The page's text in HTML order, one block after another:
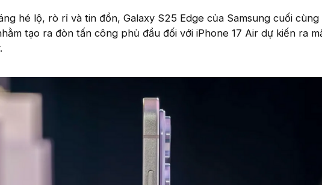
hé lộ, rò rỉ và tin đồn, Galaxy S25 Edge của Samsung cuối
tạo ra đòn tấn công phủ đầu đối với iPhone 17 Air dự kiến ra